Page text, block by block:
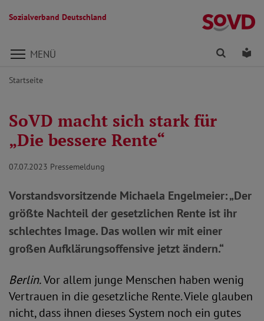
Sozialverband Deutschland
Direkt zu den Inhalten springen
MENÜ Finden
Startseite
SoVD macht sich stark für
„Die bessere Rente“
07.07.2023 Pressemeldung
Vorstandsvorsitzende Michaela Engelmeier: „Der
größte Nachteil der gesetzlichen Rente ist ihr
schlechtes Image. Das wollen wir mit einer
großen Aufklärungsoffensive jetzt ändern.“
Berlin.Vor allem junge Menschen haben wenig
Vertrauen in die gesetzliche Rente. Viele glauben
nicht, dass ihnen dieses System noch ein gutes